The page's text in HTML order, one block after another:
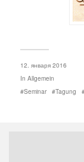
12. января 2016
In Allgemein
Seminar
Tagung